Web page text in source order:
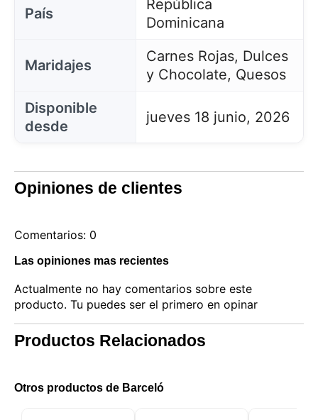
País
República
Dominicana
Maridajes
Carnes Rojas, Dulces
y Chocolate, Quesos
Disponible
desde
jueves 18 junio, 2026
Opiniones de clientes
Comentarios: 0
Las opiniones mas recientes
Actualmente no hay comentarios sobre este
producto. Tu puedes ser el primero en opinar
Productos Relacionados
Otros productos de Barceló